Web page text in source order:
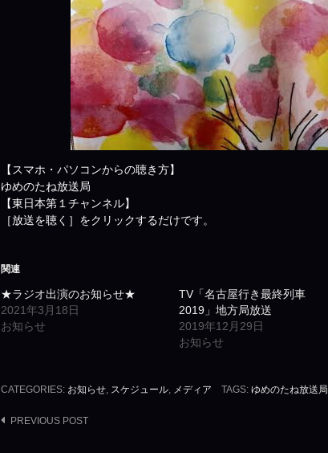
【スマホ・パソコンからの聴き方】
ゆめのたね放送局
【東日本第１チャンネル】
［放送を聴く］をクリックするだけです。
関連
★ラジオ出演のお知らせ★
2021年3月18日
お知らせ
TV「名古屋行き最終列車
2019」地方局放送
2019年12月29日
お知らせ
CATEGORIES: お知らせ, スケジュール, メディア TAGS: ゆめのたね放送局
Post
PREVIOUS POST